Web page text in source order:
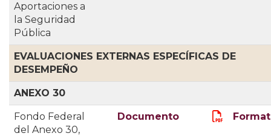
Aportaciones a
la Seguridad
Pública
EVALUACIONES EXTERNAS ESPECÍFICAS DE
DESEMPEÑO
ANEXO 30
Fondo Federal
del Anexo 30,
Documento